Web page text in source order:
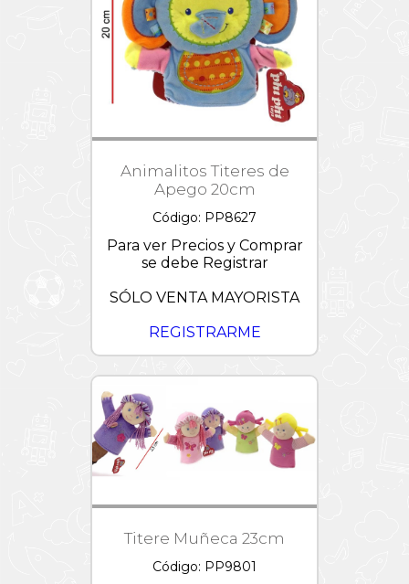
Animalitos Titeres de
Apego 20cm
Código: PP8627
Para ver Precios y Comprar
se debe Registrar
SÓLO VENTA MAYORISTA
REGISTRARME
Titere Muñeca 23cm
Código: PP9801